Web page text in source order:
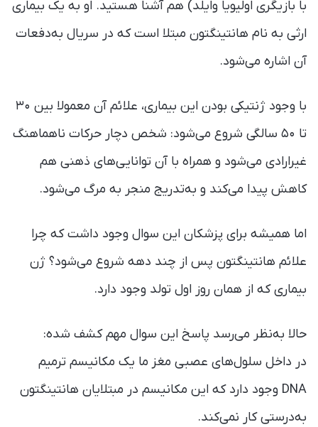
با بازیگری اولیویا وایلد) هم آشنا هستید. او به یک بیماری
ارثی به نام هانتینگتون مبتلا است که در سریال به‌دفعات
آن اشاره می‌شود.
با وجود ژنتیکی بودن این بیماری، علائم آن معمولا بین ۳۰
تا ۵۰ سالگی شروع می‌شود: شخص دچار حرکات ناهماهنگ
غیرارادی می‌شود و همراه با آن توانایی‌های ذهنی هم
کاهش پیدا می‌کند و به‌تدریج منجر به مرگ می‌شود.
اما همیشه برای پزشکان این سوال وجود داشت که چرا
علائم هانتینگتون پس از چند دهه شروع می‌شود؟ ژن
بیماری که از همان روز اول تولد وجود دارد.
حالا به‌نظر می‌رسد پاسخ این سوال مهم کشف شده:
در داخل سلول‌های عصبی مغز ما یک مکانیسم ترمیم
DNA وجود دارد که این مکانیسم در مبتلایان هانتینگتون
به‌درستی کار نمی‌کند.